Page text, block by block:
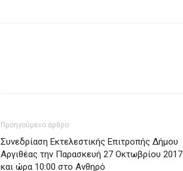
Προηγούμενο άρθρο
Συνεδρίαση Εκτελεστικής Επιτροπής Δήμου
Αργιθέας την Παρασκευή 27 Οκτωβρίου 2017
και ώρα 10:00 στο Ανθηρό